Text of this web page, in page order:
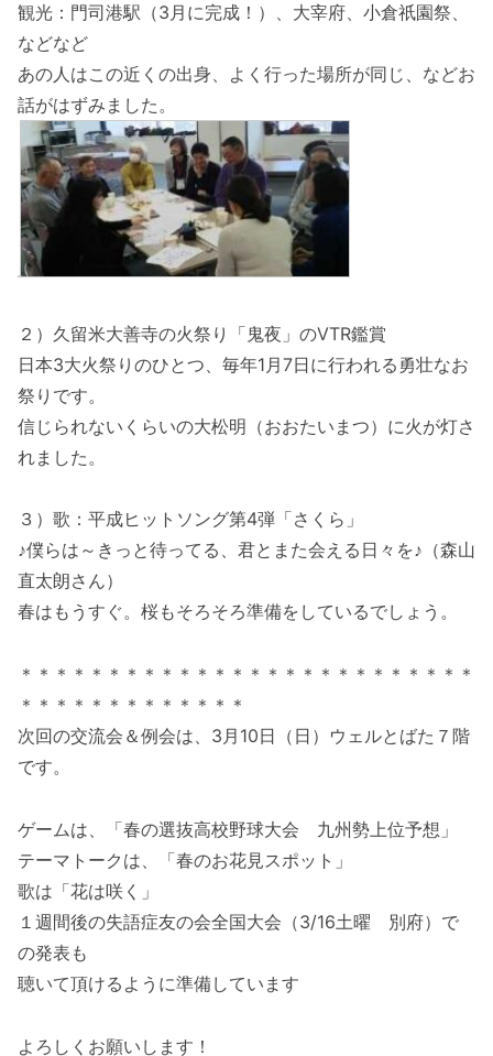
観光：門司港駅（3月に完成！）、大宰府、小倉祇園祭、
などなど
あの人はこの近くの出身、よく行った場所が同じ、などお
話がはずみました。
２）久留米大善寺の火祭り「鬼夜」のVTR鑑賞
日本3大火祭りのひとつ、毎年1月7日に行われる勇壮なお
祭りです。
信じられないくらいの大松明（おおたいまつ）に火が灯さ
れました。
３）歌：平成ヒットソング第4弾「さくら」
♪僕らは～きっと待ってる、君とまた会える日々を♪（森山
直太朗さん）
春はもうすぐ。桜もそろそろ準備をしているでしょう。
＊＊＊＊＊＊＊＊＊＊＊＊＊＊＊＊＊＊＊＊＊＊＊＊＊＊
＊＊＊＊＊＊＊＊＊＊＊＊＊
次回の交流会＆例会は、3月10日（日）ウェルとばた７階
です。
ゲームは、「春の選抜高校野球大会 九州勢上位予想」
テーマトークは、「春のお花見スポット」
歌は「花は咲く」
１週間後の失語症友の会全国大会（3/16土曜 別府）で
の発表も
聴いて頂けるように準備しています
よろしくお願いします！